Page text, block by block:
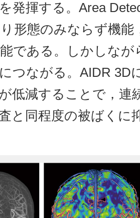
発揮する。Area
形態のみならず機能
である。しかしなが
つながる。AIDR 3D
低減することで，連
と同程度の被ばくに